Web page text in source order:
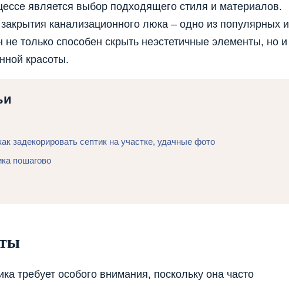
является выбор подходящего стиля и материалов.
канализационного люка – одно из популярных и
только способен скрыть неэстетичные элементы, но и
красоты.
задекорировать септик на участке, удачные фото
пошагово
требует особого внимания, поскольку она часто